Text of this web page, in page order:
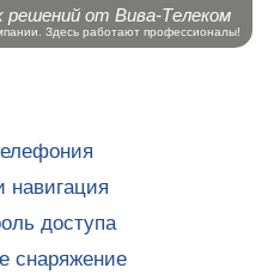
навигация
доступа
снаряжение
решений от Вива-Телеком
Здесь работают профессионалы!